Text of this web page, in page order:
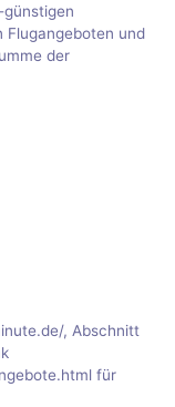
Flugangeboten und
der
, Abschnitt
für